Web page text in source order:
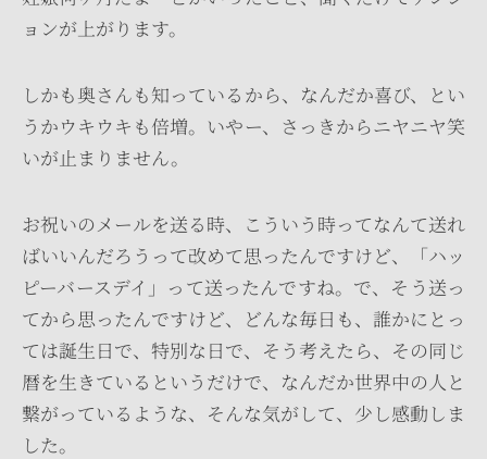
ョンが上がります。
しかも奥さんも知っているから、なんだか喜び、とい
うかウキウキも倍増。いやー、さっきからニヤニヤ笑
いが止まりません。
お祝いのメールを送る時、こういう時ってなんて送れ
ばいいんだろうって改めて思ったんですけど、「ハッ
ピーバースデイ」って送ったんですね。で、そう送っ
てから思ったんですけど、どんな毎日も、誰かにとっ
ては誕生日で、特別な日で、そう考えたら、その同じ
暦を生きているというだけで、なんだか世界中の人と
繋がっているような、そんな気がして、少し感動しま
した。